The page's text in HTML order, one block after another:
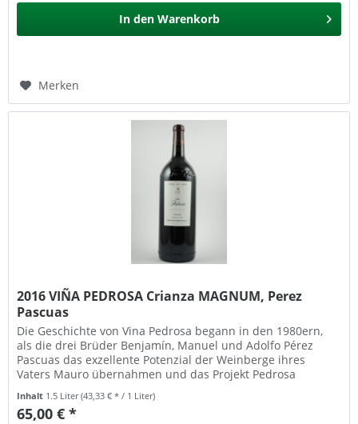
In den Warenkorb
Merken
2016 VIÑA PEDROSA Crianza MAGNUM, Perez
Pascuas
Die Geschichte von Vina Pedrosa begann in den 1980ern,
als die drei Brüder Benjamín, Manuel und Adolfo Pérez
Pascuas das exzellente Potenzial der Weinberge ihres
Vaters Mauro übernahmen und das Projekt Pedrosa
Inhalt 1.5 Liter(43,33 € * / 1 Liter)
65,00 € *